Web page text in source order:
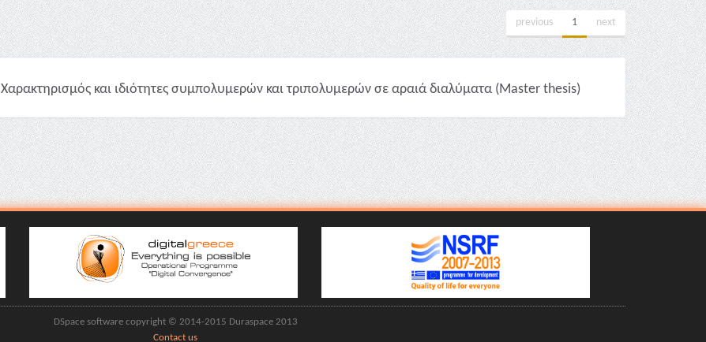
previous 1 next
Χαρακτηρισμός και ιδιότητες συμπολυμερών και τριπολυμερών σε αραιά διαλύματα (Master thesis)
DSpace software copyright © 2014-2015 Duraspace 2013
Contact us